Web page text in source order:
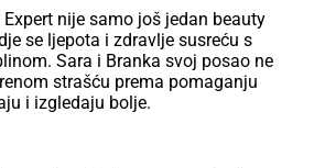
nije samo još jedan beauty
se ljepota i zdravlje susreću s
Sara i Branka svoj posao ne
strašću prema pomaganju
i izgledaju bolje.